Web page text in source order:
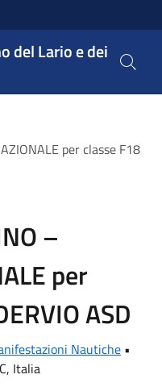
del Lario e dei
per classe F18
–
per
ASD
Nautiche •
Italia